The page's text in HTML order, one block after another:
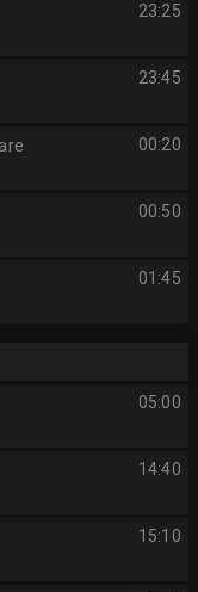
23:25
23:45
00:20
00:50
01:45
05:00
14:40
15:10